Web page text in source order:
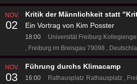
NOV.
02
Kritik der Männlichkeit statt
Ein Vortrag von Kim Posster
18:00 Universität Freiburg
Freiburg im Breisgau 79098
NOV.
03
Führung durchs Klimacamp
16:00 Rathausplatz Rathausplatz